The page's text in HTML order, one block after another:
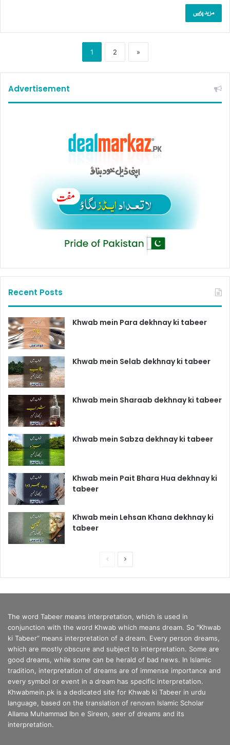
مزید پڑہیں
1 2 »
Advertisement
Recent Posts
Khwab mein Para dekhnay ki tabeer
Khwab mein Selab dekhnay ki tabeer
Khwab mein Sharaab dekhnay ki tabeer
Khwab mein Sabza dekhnay ki tabeer
Khwab mein Pait Bhara Hua dekhnay ki
tabeer
Khwab mein Lehsan Khana dekhnay ki
tabeer
i
o
s
p
a
g
e
p
a
g
e
The word Tabeer means interpretation, which is used in
conjunction with the word Khwab which means dream. So “Khwab
ki Tabeer” means interpretation of a dream. Every person dreams,
which are mostly obscure and subject to interpretation. Some are
good dreams, while some can be herald of bad news. In Islamic
tradition, interpretation of dreams are of immense importance and
every symbol or event in a dream has specific interpretation.
Khwabmein.pk is a dedicated site for Khwab ki Tabeer in urdu
language, based on the translation of renown Islamic Scholar
Allama Muhammad Ibn e Sireen, seer of dreams and its
interpretation.